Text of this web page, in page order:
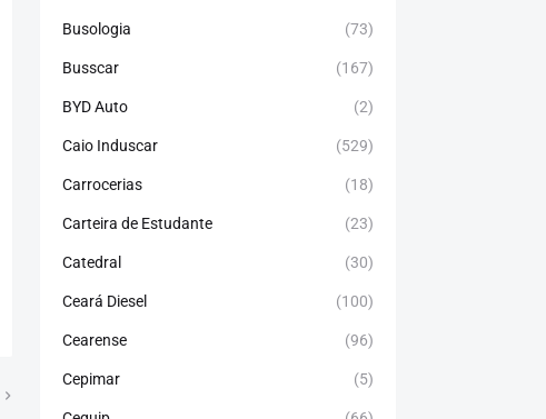
Busologia (73)
Busscar (167)
BYD Auto (2)
Caio Induscar (529)
Carrocerias (18)
Carteira de Estudante (23)
Catedral (30)
Ceará Diesel (100)
Cearense (96)
Cepimar (5)